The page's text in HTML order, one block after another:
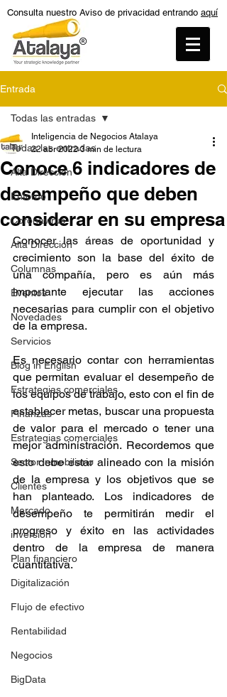
Consulta nuestro Aviso de privacidad entrando aquí
Entrada
Todas las entradas
Alta Dirección
Entorno
Coronavirus
Alta Dirección
Columnas
Eventos
Novedades
Servicios
Blog in English
Estrategias comerciales
Finanzas
Estrategias comerciales
Sector inmobiliario
Clientes
Mercado
inversión
Plan financiero
Digitalización
Flujo de efectivo
Rentabilidad
Negocios
BigData
Todas las entradas
Conoce 6 indicadores de
desempeño que deben
considerar en su empresa
Inteligencia de Negocios Atalaya
22 abr 2022 3 min de lectura
Conocer las áreas de oportunidad y
crecimiento son la base del éxito de
una compañía, pero es aún más
importante ejecutar las acciones
necesarias para cumplir con el objetivo
de la empresa.
Es necesario contar con herramientas
que permitan evaluar el desempeño de
los equipos de trabajo, esto con el fin de
establecer metas, buscar una propuesta
de valor para el mercado o tener una
mejor administración. Recordemos que
esto debe estar alineado con la misión
de la empresa y los objetivos que se
han planteado. Los indicadores de
desempeño te permitirán medir el
progreso y éxito en las actividades
dentro de la empresa de manera
cuantitativa.